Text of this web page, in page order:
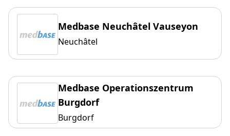
Medbase Neuchâtel Vauseyon
Neuchâtel
Medbase Operationszentrum
Burgdorf
Burgdorf